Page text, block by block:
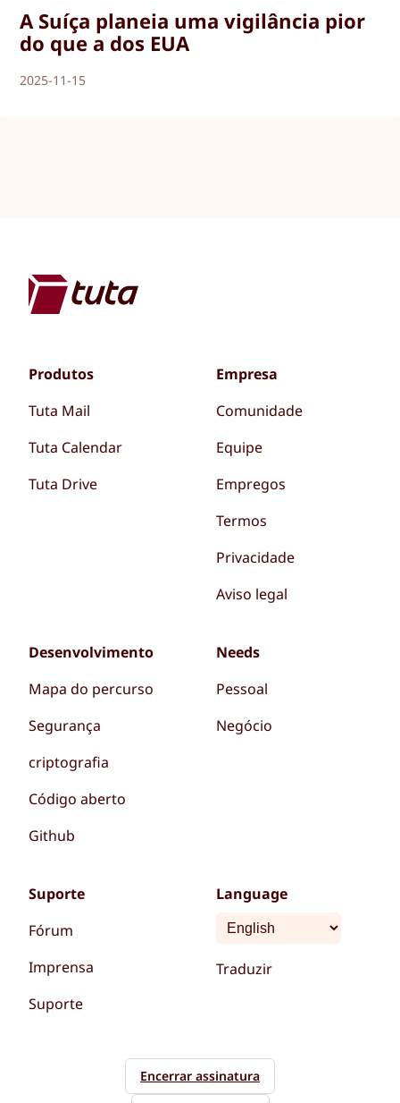
A Suíça planeia uma vigilância pior
do que a dos EUA
2025-11-15
Produtos
Tuta Mail
Tuta Calendar
Tuta Drive
Empresa
Comunidade
Equipe
Empregos
Termos
Privacidade
Aviso legal
Desenvolvimento
Mapa do percurso
Segurança
criptografia
Código aberto
Github
Needs
Pessoal
Negócio
Suporte
Fórum
Imprensa
Suporte
Language
Traduzir
Encerrar assinatura